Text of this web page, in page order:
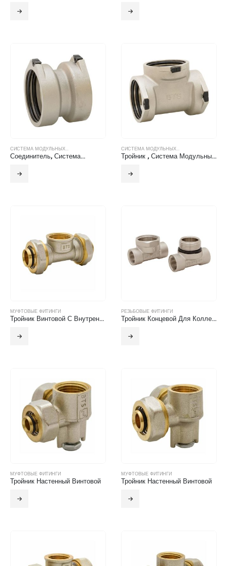
СИСТЕМА МОДУЛЬНЫХ...
Соединитель, Система…
СИСТЕМА МОДУЛЬНЫХ...
Тройник , Система Модульных Фитингов БТС
МУФТОВЫЕ ФИТИНГИ
Тройник Винтовой С Внутренней Резьбой
РЕЗЬБОВЫЕ ФИТИНГИ
Тройник Концевой Для Коллектора Н.Р-В.Р
МУФТОВЫЕ ФИТИНГИ
Тройник Настенный Винтовой
МУФТОВЫЕ ФИТИНГИ
Тройник Настенный Винтовой